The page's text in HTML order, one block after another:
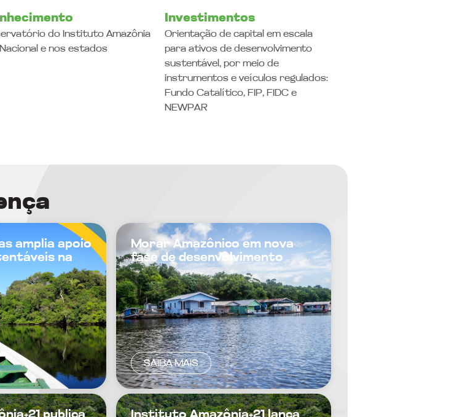
do Instituto Amazônia
Nacional e nos estados
Investimentos
Orientação de capital em escala
para ativos de desenvolvimento
sustentável, por meio de
instrumentos e veículos regulados:
Fundo Catalítico, FIP, FIDC e
NEWPAR
amplia apoio
na
Morar Amazônico em nova
fase de desenvolvimento
SAIBA MAIS